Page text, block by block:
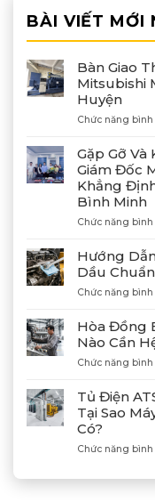
BÀI VIẾT MỚI
Bàn Giao
Mitsubishi
Huyện
Chức năng
Gặp Gỡ
Giám Đốc
Khẳng
Bình Minh
Chức năng
Hướng
Dầu
Chức năng
Hòa Đồng
Nào Cần
Chức năng
Tủ Điện
Tại Sao
Có?
Chức năng